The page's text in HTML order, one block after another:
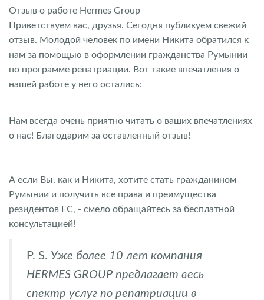
Отзыв о работе Hermes Group
Приветствуем вас, друзья. Сегодня публикуем свежий
отзыв. Молодой человек по имени Никита обратился к
нам за помощью в оформлении гражданства Румынии
по программе репатриации. Вот такие впечатления о
нашей работе у него остались:
Нам всегда очень приятно читать о ваших впечатлениях
о нас! Благодарим за оставленный отзыв!
А если Вы, как и Никита, хотите стать гражданином
Румынии и получить все права и преимущества
резидентов ЕС, - смело обращайтесь за бесплатной
консультацией!
P. S. Уже более 10 лет компания
HERMES GROUP предлагает весь
спектр услуг по репатриации в